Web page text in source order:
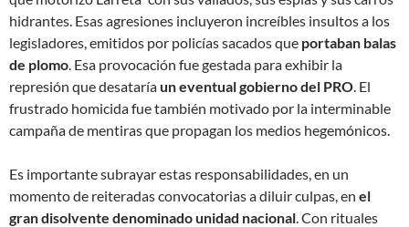
hidrantes. Esas agresiones incluyeron increíbles insultos a los
legisladores, emitidos por policías sacados que portaban balas
de plomo. Esa provocación fue gestada para exhibir la
represión que desataríaun eventual gobierno del PRO. El
frustrado homicida fue también motivado por la interminable
campaña de mentiras que propagan los medios hegemónicos.
Es importante subrayar estas responsabilidades, en un
momento de reiteradas convocatorias a diluir culpas, en el
gran disolvente denominado unidad nacional. Con rituales